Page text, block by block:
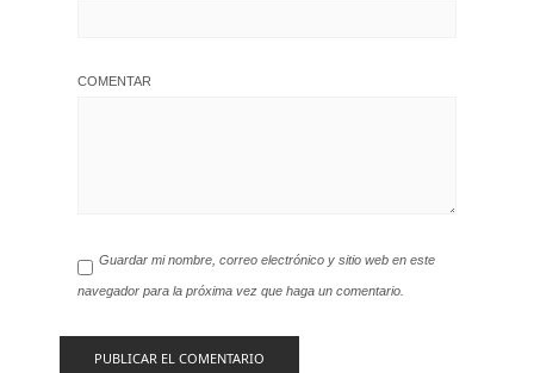
COMENTAR
Guardar mi nombre, correo electrónico y sitio web en este
navegador para la próxima vez que haga un comentario.